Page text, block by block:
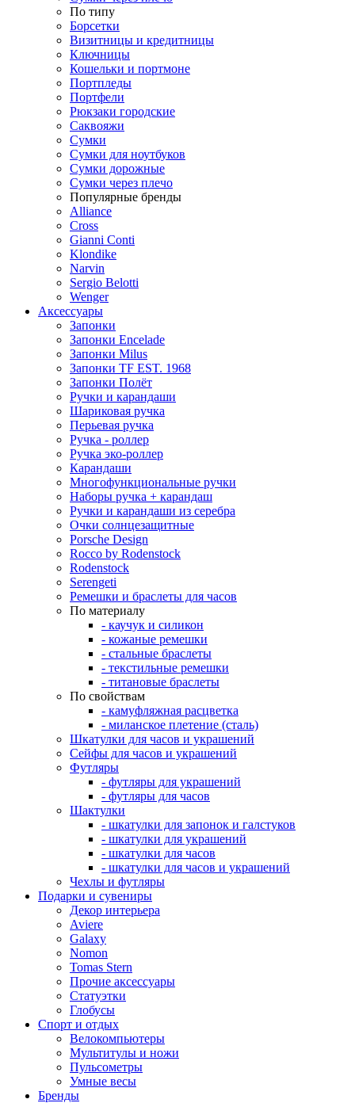
По типу
Борсетки
Визитницы и кредитницы
Ключницы
Кошельки и портмоне
Портпледы
Портфели
Рюкзаки городские
Саквояжи
Сумки
Сумки для ноутбуков
Сумки дорожные
Сумки через плечо
Популярные бренды
Alliance
Cross
Gianni Conti
Klondike
Narvin
Sergio Belotti
Wenger
Аксессуары
Запонки
Запонки Encelade
Запонки Milus
Запонки TF EST. 1968
Запонки Полёт
Ручки и карандаши
Шариковая ручка
Перьевая ручка
Ручка - роллер
Ручка эко-роллер
Карандаши
Многофункциональные ручки
Наборы ручка + карандаш
Ручки и карандаши из серебра
Очки солнцезащитные
Porsche Design
Rocco by Rodenstock
Rodenstock
Serengeti
Ремешки и браслеты для часов
По материалу
- каучук и силикон
- кожаные ремешки
- стальные браслеты
- текстильные ремешки
- титановые браслеты
По свойствам
- камуфляжная расцветка
- миланское плетение (сталь)
Шкатулки для часов и украшений
Сейфы для часов и украшений
Футляры
- футляры для украшений
- футляры для часов
Шактулки
- шкатулки для запонок и галстуков
- шкатулки для украшений
- шкатулки для часов
- шкатулки для часов и украшений
Чехлы и футляры
Подарки и сувениры
Декор интерьера
Aviere
Galaxy
Nomon
Tomas Stern
Прочие аксессуары
Статуэтки
Глобусы
Спорт и отдых
Велокомпьютеры
Мультитулы и ножи
Пульсометры
Умные весы
Бренды